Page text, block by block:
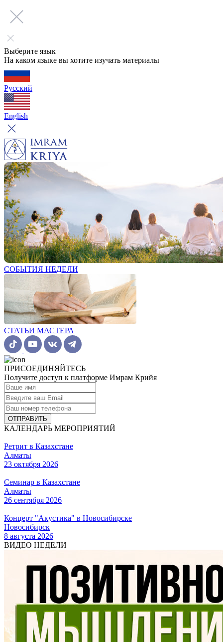
Выберите язык
На каком языке вы хотите изучать материалы
Русский
English
СОБЫТИЯ НЕДЕЛИ
СТАТЬИ МАСТЕРА
ПРИСОЕДИНЯЙТЕСЬ
Получите доступ к платформе Имрам Крийя
ОТПРАВИТЬ
КАЛЕНДАРЬ МЕРОПРИЯТИЙ
Ретрит в Казахстане
Алматы
23 октября 2026
Семинар в Казахстане
Алматы
26 сентября 2026
Концерт "Акустика" в Новосибирске
Новосибирск
8 августа 2026
ВИДЕО НЕДЕЛИ